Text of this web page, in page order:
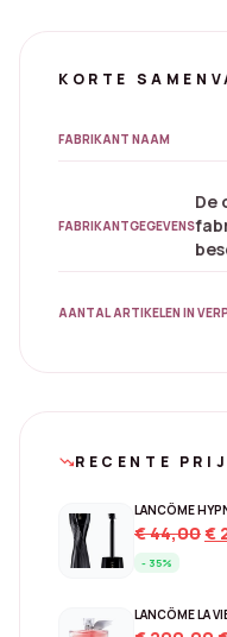
KORTE
FABRIKANT NAAM
FABRIKANTGEGEVENS
De
AANTAL ARTIKELEN IN
trending_downRECENTE
€44,00€
- 35%